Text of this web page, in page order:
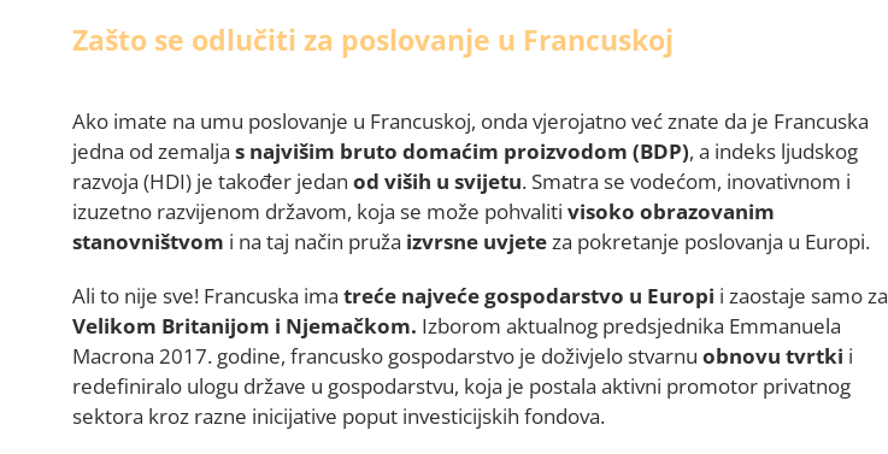
Zašto se odlučiti za poslovanje u Francuskoj
Ako imate na umu poslovanje u Francuskoj, onda vjerojatno već znate da je Francuska
jedna od zemalja s najvišim bruto domaćim proizvodom (BDP), a indeks ljudskog
razvoja (HDI) je također jedan od viših u svijetu. Smatra se vodećom, inovativnom i
izuzetno razvijenom državom, koja se može pohvaliti visoko obrazovanim
stanovništvom i na taj način pruža izvrsne uvjeteza pokretanje poslovanja u Europi.
Ali to nije sve! Francuska ima treće najvećegospodarstvo u Europi i zaostaje samo za
Velikom Britanijom i Njemačkom. Izborom aktualnog predsjednika Emmanuela
Macrona 2017. godine, francusko gospodarstvo je doživjelo stvarnu obnovu tvrtki i
redefiniralo ulogu države u gospodarstvu, koja je postala aktivni promotor privatnog
sektora kroz razne inicijative poput investicijskih fondova.